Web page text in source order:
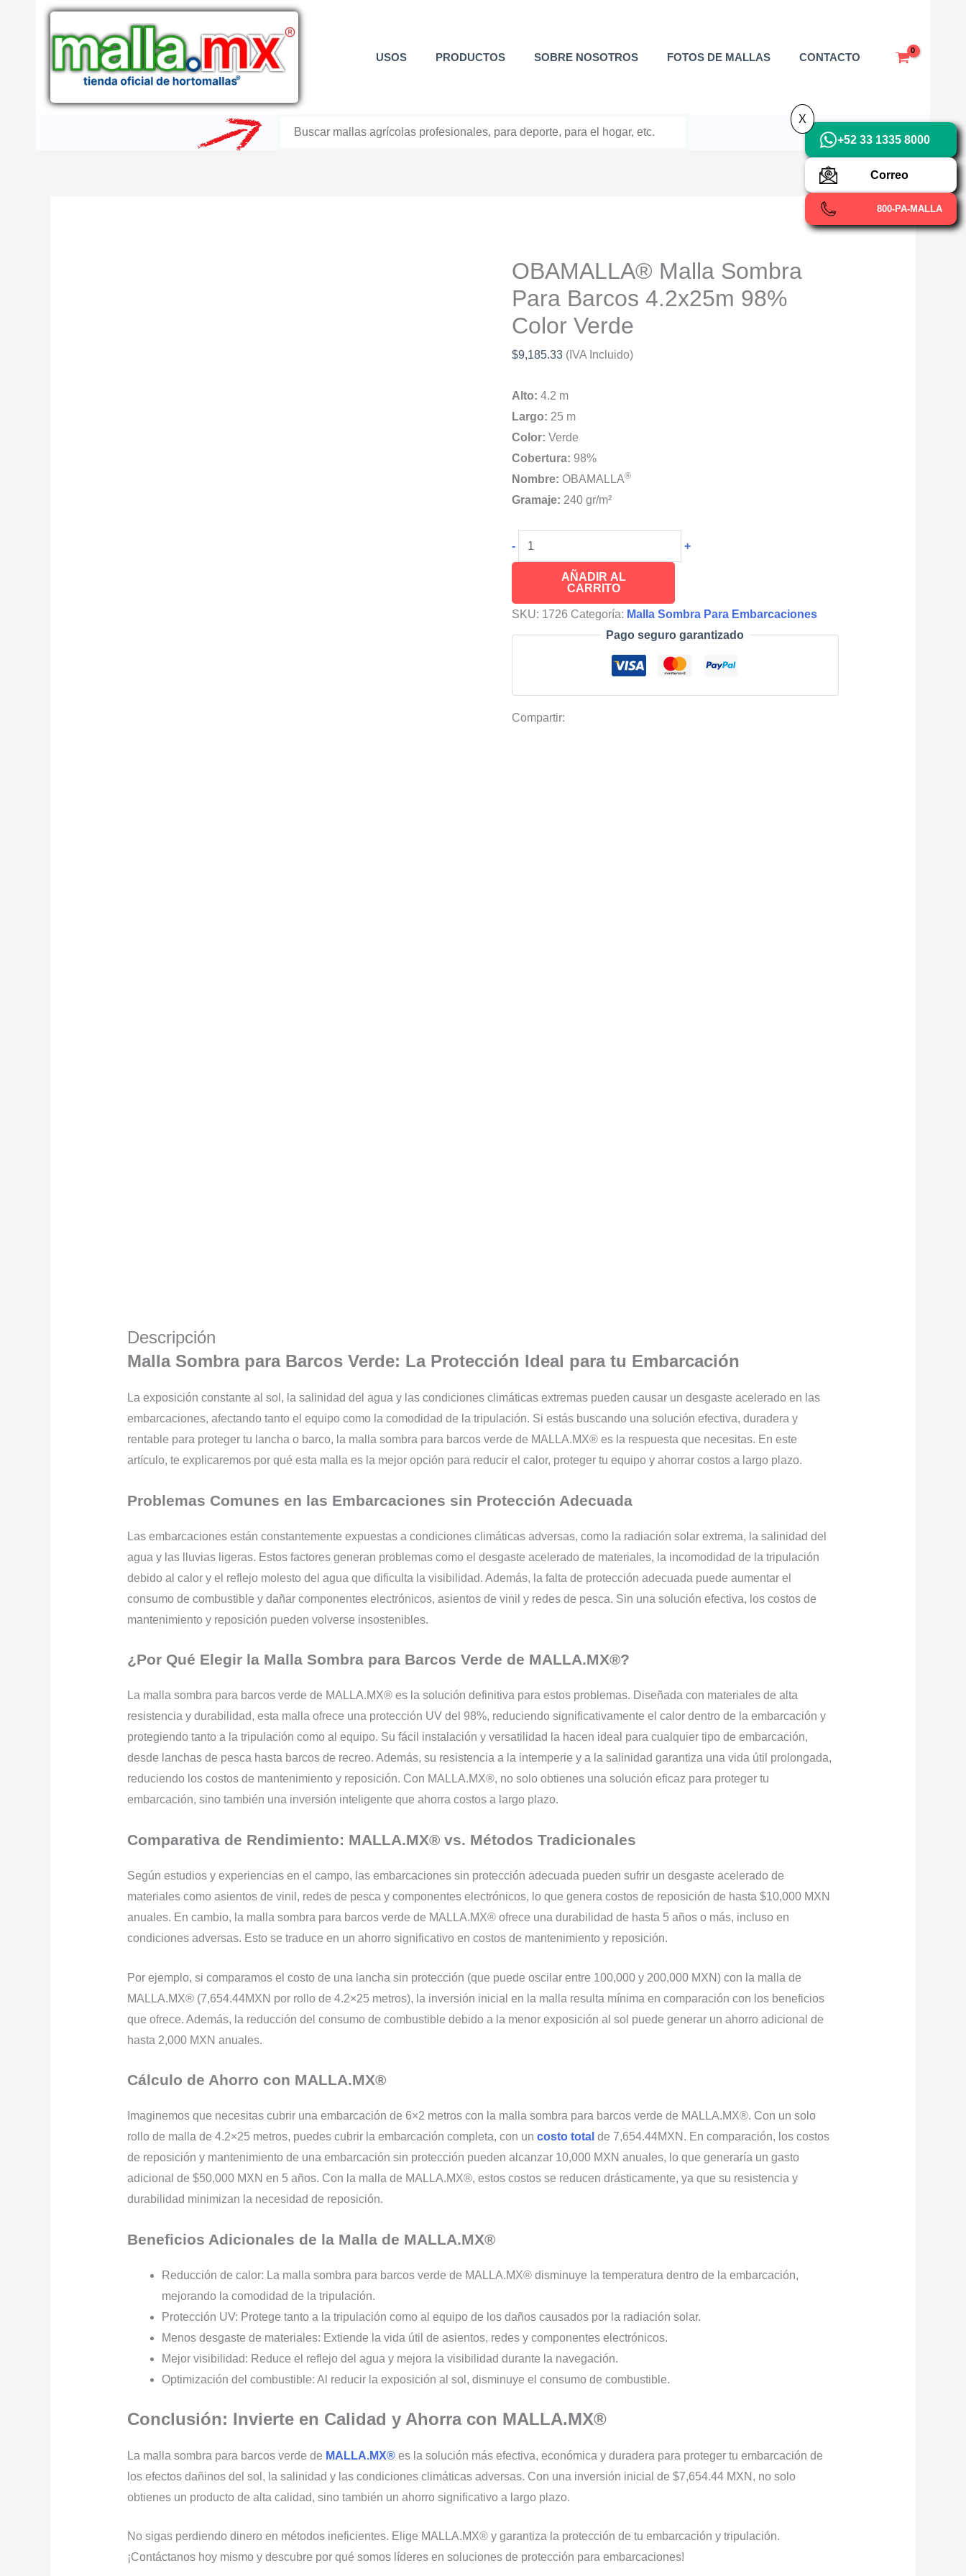
contenido
USOS PRODUCTOS SOBRE NOSOTROS FOTOS DE MALLAS CONTACTO
OBAMALLA® Malla Sombra
Para Barcos 4.2x25m 98%
Color Verde
$9,185.33 (IVA Incluido)
Alto: 4.2 m
Largo: 25 m
Color: Verde
Cobertura: 98%
Nombre: OBAMALLA®
Gramaje: 240 gr/m²
-
OBAMALLA®
Malla
Para
cantidad
+
AÑADIR AL
CARRITO
SKU: 1726 Categoría: Malla Sombra Para Embarcaciones
Pago seguro garantizado
Compartir:
Descripción
Malla Sombra para Barcos Verde: La Protección Ideal para tu Embarcación
La exposición constante al sol, la salinidad del agua y las condiciones climáticas extremas pueden causar un desgaste acelerado en las
embarcaciones, afectando tanto el equipo como la comodidad de la tripulación. Si estás buscando una solución efectiva, duradera y
rentable para proteger tu lancha o barco, la malla sombra para barcos verde de MALLA.MX® es la respuesta que necesitas. En este
artículo, te explicaremos por qué esta malla es la mejor opción para reducir el calor, proteger tu equipo y ahorrar costos a largo plazo.
Problemas Comunes en las Embarcaciones sin Protección Adecuada
Las embarcaciones están constantemente expuestas a condiciones climáticas adversas, como la radiación solar extrema, la salinidad del
agua y las lluvias ligeras. Estos factores generan problemas como el desgaste acelerado de materiales, la incomodidad de la tripulación
debido al calor y el reflejo molesto del agua que dificulta la visibilidad. Además, la falta de protección adecuada puede aumentar el
consumo de combustible y dañar componentes electrónicos, asientos de vinil y redes de pesca. Sin una solución efectiva, los costos de
mantenimiento y reposición pueden volverse insostenibles.
¿Por Qué Elegir la Malla Sombra para Barcos Verde de MALLA.MX®?
La malla sombra para barcos verde de MALLA.MX® es la solución definitiva para estos problemas. Diseñada con materiales de alta
resistencia y durabilidad, esta malla ofrece una protección UV del 98%, reduciendo significativamente el calor dentro de la embarcación y
protegiendo tanto a la tripulación como al equipo. Su fácil instalación y versatilidad la hacen ideal para cualquier tipo de embarcación,
desde lanchas de pesca hasta barcos de recreo. Además, su resistencia a la intemperie y a la salinidad garantiza una vida útil prolongada,
reduciendo los costos de mantenimiento y reposición. Con MALLA.MX®, no solo obtienes una solución eficaz para proteger tu
embarcación, sino también una inversión inteligente que ahorra costos a largo plazo.
Comparativa de Rendimiento: MALLA.MX® vs. Métodos Tradicionales
Según estudios y experiencias en el campo, las embarcaciones sin protección adecuada pueden sufrir un desgaste acelerado de
materiales como asientos de vinil, redes de pesca y componentes electrónicos, lo que genera costos de reposición de hasta $10,000 MXN
anuales. En cambio, la malla sombra para barcos verde de MALLA.MX® ofrece una durabilidad de hasta 5 años o más, incluso en
condiciones adversas. Esto se traduce en un ahorro significativo en costos de mantenimiento y reposición.
Por ejemplo, si comparamos el costo de una lancha sin protección (que puede oscilar entre 100,000 y 200,000 MXN) con la malla de
MALLA.MX® (7,654.44MXN por rollo de 4.2×25 metros), la inversión inicial en la malla resulta mínima en comparación con los beneficios
que ofrece. Además, la reducción del consumo de combustible debido a la menor exposición al sol puede generar un ahorro adicional de
hasta 2,000 MXN anuales.
Cálculo de Ahorro con MALLA.MX®
Imaginemos que necesitas cubrir una embarcación de 6×2 metros con la malla sombra para barcos verde de MALLA.MX®. Con un solo
rollo de malla de 4.2×25 metros, puedes cubrir la embarcación completa, con un costo total de 7,654.44MXN. En comparación, los costos
de reposición y mantenimiento de una embarcación sin protección pueden alcanzar 10,000 MXN anuales, lo que generaría un gasto
adicional de $50,000 MXN en 5 años. Con la malla de MALLA.MX®, estos costos se reducen drásticamente, ya que su resistencia y
durabilidad minimizan la necesidad de reposición.
Beneficios Adicionales de la Malla de MALLA.MX®
Reducción de calor: La malla sombra para barcos verde de MALLA.MX® disminuye la temperatura dentro de la embarcación,
mejorando la comodidad de la tripulación.
Protección UV: Protege tanto a la tripulación como al equipo de los daños causados por la radiación solar.
Menos desgaste de materiales: Extiende la vida útil de asientos, redes y componentes electrónicos.
Mejor visibilidad: Reduce el reflejo del agua y mejora la visibilidad durante la navegación.
Optimización del combustible: Al reducir la exposición al sol, disminuye el consumo de combustible.
Conclusión: Invierte en Calidad y Ahorra con MALLA.MX®
La malla sombra para barcos verde de MALLA.MX®es la solución más efectiva, económica y duradera para proteger tu embarcación de
los efectos dañinos del sol, la salinidad y las condiciones climáticas adversas. Con una inversión inicial de $7,654.44 MXN, no solo
obtienes un producto de alta calidad, sino también un ahorro significativo a largo plazo.
No sigas perdiendo dinero en métodos ineficientes. Elige MALLA.MX® y garantiza la protección de tu embarcación y tripulación.
¡Contáctanos hoy mismo y descubre por qué somos líderes en soluciones de protección para embarcaciones!
+52 33 1335 8000
Correo
800-PA-MALLA
X